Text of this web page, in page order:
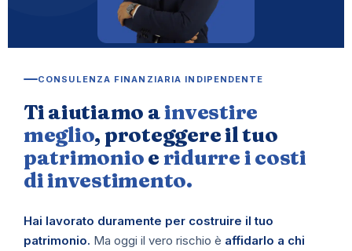
CONSULENZA FINANZIARIA INDIPENDENTE
Ti aiutiamo ainvestire
meglio, proteggere il tuo
patrimonioeridurre i costi
di investimento.
Hai lavorato duramente per costruire il tuo
patrimonio. Ma oggi il vero rischio è affidarlo a chi